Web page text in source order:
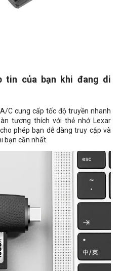
tin của bạn khi đang di
C cung cấp tốc độ truyền nhanh
tương thích với thẻ nhớ Lexar
cho phép bạn dễ dàng truy cập và
bạn cần nhất.